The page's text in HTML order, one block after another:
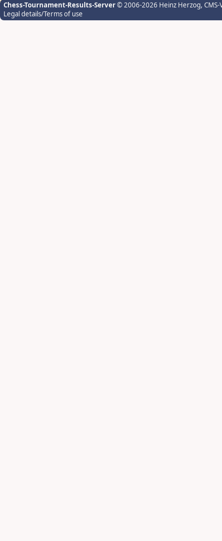
Chess-Tournament-Results-Server© 2006-2026 Heinz Herzog,
Legal details/Terms of use